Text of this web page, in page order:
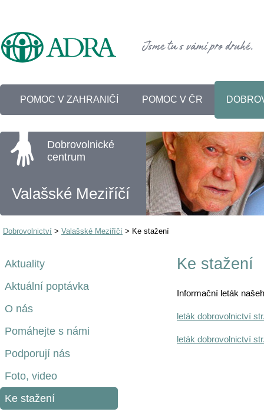
POMOC V ZAHRANIČÍ POMOC V ČR
Dobrovolnické
centrum
Valašské Meziříčí
Dobrovolnictví > Valašské Meziříčí > Ke stažení
Aktuality
Aktuální poptávka
O nás
Pomáhejte s námi
Podporují nás
Foto, video
Ke stažení
Ke stažení
Informační leták
leták dobrovolnictví
leták dobrovolnictví